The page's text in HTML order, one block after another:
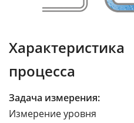
Характеристика
процесса
Задача измерения:
Измерение уровня